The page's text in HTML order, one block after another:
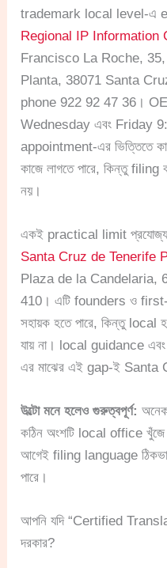
trademark local level-এ
Regional IP Information
Francisco La Roche,
Planta, 38071 Santa Cruz
phone 922 92 47 36।
Wednesday এবং Friday
appointment-এর ভিত্তিতে
কাজে লাগতে পারে, কিন্তু
নয়।
একই practical limit
Santa Cruz de Tenerife
Plaza de la Candelaria,
410। এটি founders ও
সহায়ক হতে পারে, কিন্তু
যায় না। local guidance
এর মাঝের এই gap-ই Santa
উল্টো মনে হলেও গুরুত্বপূর্ণ:
কঠিন অংশটি local office খুঁজে
আগেই filing language
পারে।
আপনি যদি “Certified
দরকার?